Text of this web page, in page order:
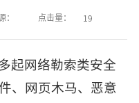
： 点击量： 19
起网络勒索类安全
、网页木马、恶意